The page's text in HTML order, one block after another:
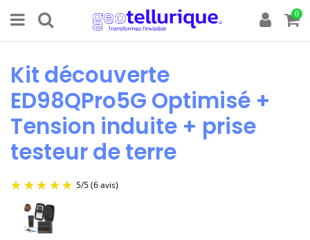
0
Kit découverte
ED98QPro5G Optimisé +
Tension induite + prise
testeur de terre